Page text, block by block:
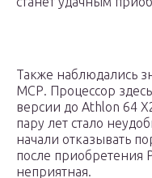
Также наблюдались
МСР. Процессор
версии до Athlon 64
пару лет стало
начали отказывать
после приобретения
неприятная.